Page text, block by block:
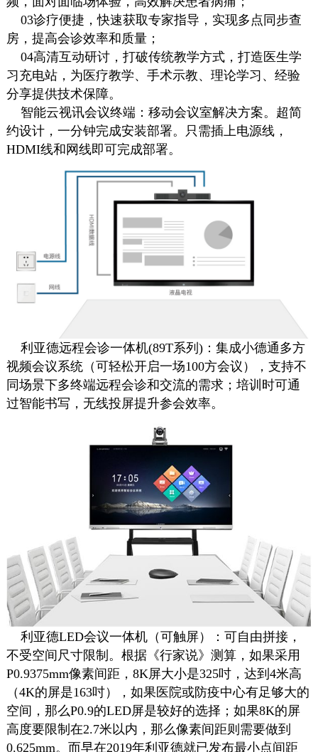
03诊疗便捷，快速获取专家指导，实现多点同步查
房，提高会诊效率和质量；
04高清互动研讨，打破传统教学方式，打造医生学
习充电站，为医疗教学、手术示教、理论学习、经验
分享提供技术保障。
智能云视讯会议终端：移动会议室解决方案。超简
约设计，一分钟完成安装部署。只需插上电源线，
HDMI线和网线即可完成部署。
利亚德远程会诊一体机(89T系列)：集成小德通多方
视频会议系统（可轻松开启一场100方会议），支持不
同场景下多终端远程会诊和交流的需求；培训时可通
过智能书写，无线投屏提升参会效率。
利亚德LED会议一体机（可触屏）：可自由拼接，
不受空间尺寸限制。根据《行家说》测算，如果采用
P0.9375mm像素间距，8K屏大小是325吋，达到4米高
（4K的屏是163吋），如果医院或防疫中心有足够大的
空间，那么P0.9的LED屏是较好的选择；如果8K的屏
高度要限制在2.7米以内，那么像素间距则需要做到
0.625mm。而早在2019年利亚德就已发布最小点间距